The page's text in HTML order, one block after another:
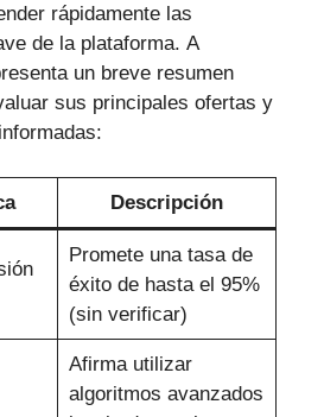
rápidamente las
de la plataforma. A
un breve resumen
sus principales ofertas y
Descripción
Promete una tasa de
éxito de hasta el 95%
(sin verificar)
Afirma utilizar
algoritmos avanzados